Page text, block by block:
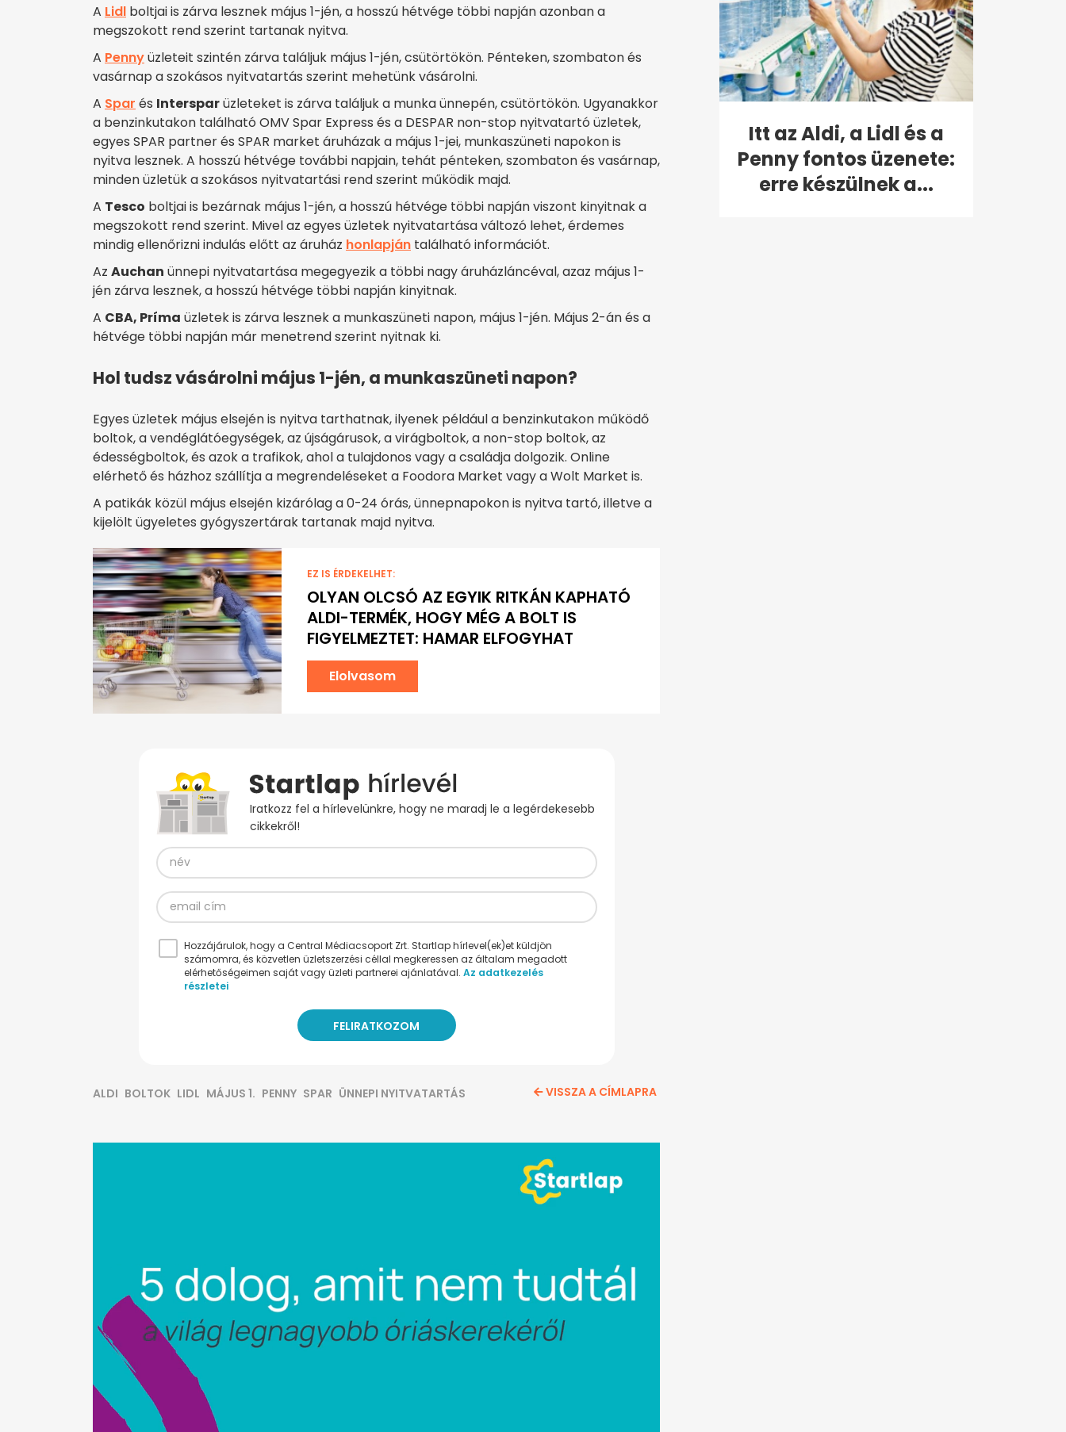
A Lidl boltjai is zárva lesznek május 1-jén, a hosszú hétvége többi napján azonban a
megszokott rend szerint tartanak nyitva.
A Pennyüzleteit szintén zárva találjuk május 1-jén, csütörtökön. Pénteken, szombaton és
vasárnap a szokásos nyitvatartás szerint mehetünk vásárolni.
A Spar és Intersparüzleteket is zárva találjuk a munka ünnepén, csütörtökön. Ugyanakkor
a benzinkutakon található OMV Spar Express és a DESPAR non-stop nyitvatartó üzletek,
egyes SPAR partner és SPAR market áruházak a május 1-jei, munkaszüneti napokon is
nyitva lesznek. A hosszú hétvége további napjain, tehát pénteken, szombaton és vasárnap,
minden üzletük a szokásos nyitvatartási rend szerint működik majd.
A Tesco boltjai is bezárnak május 1-jén, a hosszú hétvége többi napján viszont kinyitnak a
megszokott rend szerint. Mivel az egyes üzletek nyitvatartása változó lehet, érdemes
mindig ellenőrizni indulás előtt az áruház honlapján található információt.
Az Auchan ünnepi nyitvatartása megegyezik a többi nagy áruházláncéval, azaz május 1-
jén zárva lesznek, a hosszú hétvége többi napján kinyitnak.
A CBA, Príma üzletek is zárva lesznek a munkaszüneti napon, május 1-jén. Május 2-án és a
hétvége többi napján már menetrend szerint nyitnak ki.
Hol tudsz vásárolni május 1-jén, a munkaszüneti napon?
Egyes üzletek május elsején is nyitva tarthatnak, ilyenek például a benzinkutakon működő
boltok, a vendéglátóegységek, az újságárusok, a virágboltok, a non-stop boltok, az
édességboltok, és azok a trafikok, ahol a tulajdonos vagy a családja dolgozik. Online
elérhető és házhoz szállítja a megrendeléseket a Foodora Market vagy a Wolt Market is.
A patikák közül május elsején kizárólag a 0-24 órás, ünnepnapokon is nyitva tartó, illetve a
kijelölt ügyeletes gyógyszertárak tartanak majd nyitva.
EZ IS ÉRDEKELHET:
OLYAN OLCSÓ AZ EGYIK RITKÁN KAPHATÓ
ALDI-TERMÉK, HOGY MÉG A BOLT IS
FIGYELMEZTET: HAMAR ELFOGYHAT
Elolvasom
Iratkozz fel a hírlevelünkre, hogy ne maradj le a legérdekesebb
cikkekről!
Hozzájárulok, hogy a Central Médiacsoport Zrt. Startlap hírlevel(ek)et küldjön
számomra, és közvetlen üzletszerzési céllal megkeressen az általam megadott
elérhetőségeimen saját vagy üzleti partnerei ajánlatával. Az adatkezelés
részletei
ALDI BOLTOK LIDL MÁJUS 1. PENNY SPAR ÜNNEPI NYITVATARTÁS VISSZA A CÍMLAPRA
Itt az Aldi, a Lidl és a
Penny fontos üzenete:
erre készülnek a...